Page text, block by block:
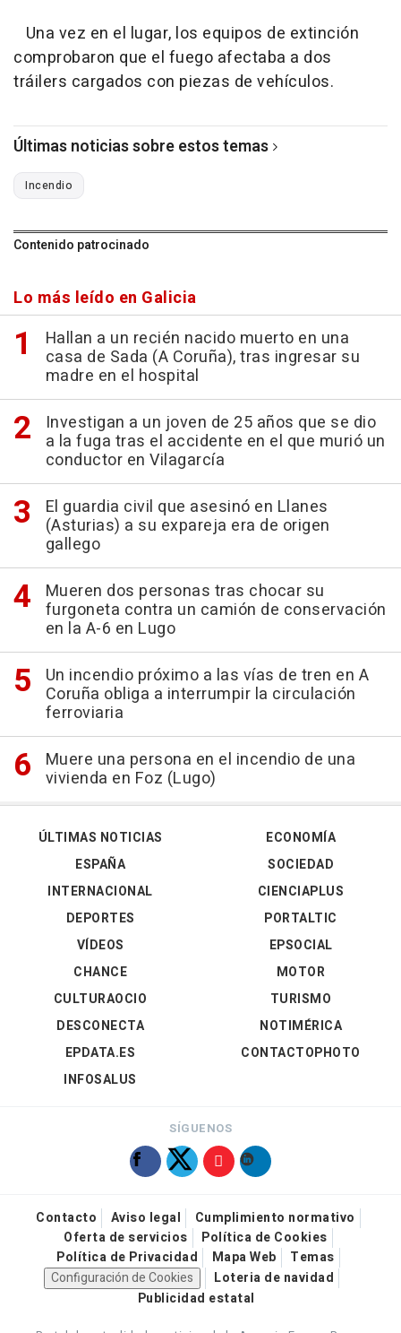
Una vez en el lugar, los equipos de extinción
comprobaron que el fuego afectaba a dos
tráilers cargados con piezas de vehículos.
Últimas noticias sobre estos temas
Incendio
Contenido patrocinado
Lo más leído en Galicia
Hallan a un recién nacido muerto en una
casa de Sada (A Coruña), tras ingresar su
madre en el hospital
Investigan a un joven de 25 años que se dio
a la fuga tras el accidente en el que murió un
conductor en Vilagarcía
El guardia civil que asesinó en Llanes
(Asturias) a su expareja era de origen
gallego
Mueren dos personas tras chocar su
furgoneta contra un camión de conservación
en la A-6 en Lugo
Un incendio próximo a las vías de tren en A
Coruña obliga a interrumpir la circulación
ferroviaria
Muere una persona en el incendio de una
vivienda en Foz (Lugo)
ÚLTIMAS NOTICIAS
ESPAÑA
INTERNACIONAL
DEPORTES
VÍDEOS
ECONOMÍA
SOCIEDAD
CIENCIAPLUS
PORTALTIC
EPSOCIAL
CHANCE
CULTURAOCIO
DESCONECTA
EPDATA.ES
INFOSALUS
MOTOR
TURISMO
NOTIMÉRICA
CONTACTOPHOTO
SÍGUENOS
Contacto Aviso legal
Cumplimiento normativo
Oferta de servicios
Política de Cookies
Política de Privacidad
Mapa Web
Temas
Configuración de Cookies
Loteria de navidad
Publicidad estatal